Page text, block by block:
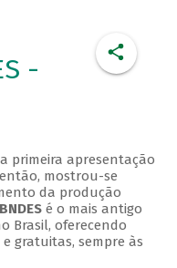
-
primeira apresentação
mostrou-se
da produção
é o mais antigo
Brasil, oferecendo
gratuitas, sempre às